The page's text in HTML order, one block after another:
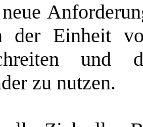
der Einheit
und
zu nutzen.